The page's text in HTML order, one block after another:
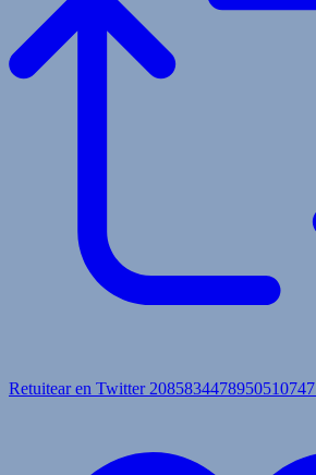
Retuitear en Twitter 2085834478950510747